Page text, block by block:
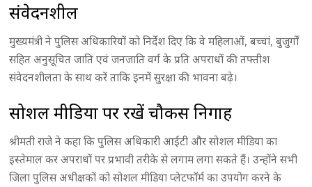
संवेदनशील
मुख्यमंत्री ने पुलिस अधिकारियों को निर्देश दिए कि वे महिलाओं, बच्चां, बुजुर्गों
सहित अनुसूचित जाति एवं जनजाति वर्ग के प्रति अपराधों की तफ्तीश
संवेदनशीलता के साथ करें ताकि इनमें सुरक्षा की भावना बढ़े।
सोशल मीडिया पर रखें चौकस निगाह
श्रीमती राजे ने कहा कि पुलिस अधिकारी आईटी और सोशल मीडिया का
इस्तेमाल कर अपराधों पर प्रभावी तरीके से लगाम लगा सकते हैं। उन्होंने सभी
जिला पुलिस अधीक्षकों को सोशल मीडिया प्लेटफॉर्म का उपयोग करने के